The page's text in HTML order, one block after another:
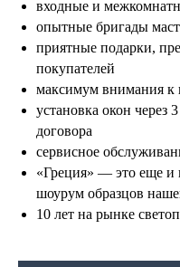
входные и
опытные бригады
приятные подарки,
покупателей
максимум внимания к
установка окон через
договора
сервисное
«Греция» — это еще и
шоурум образцов
10 лет на рынке